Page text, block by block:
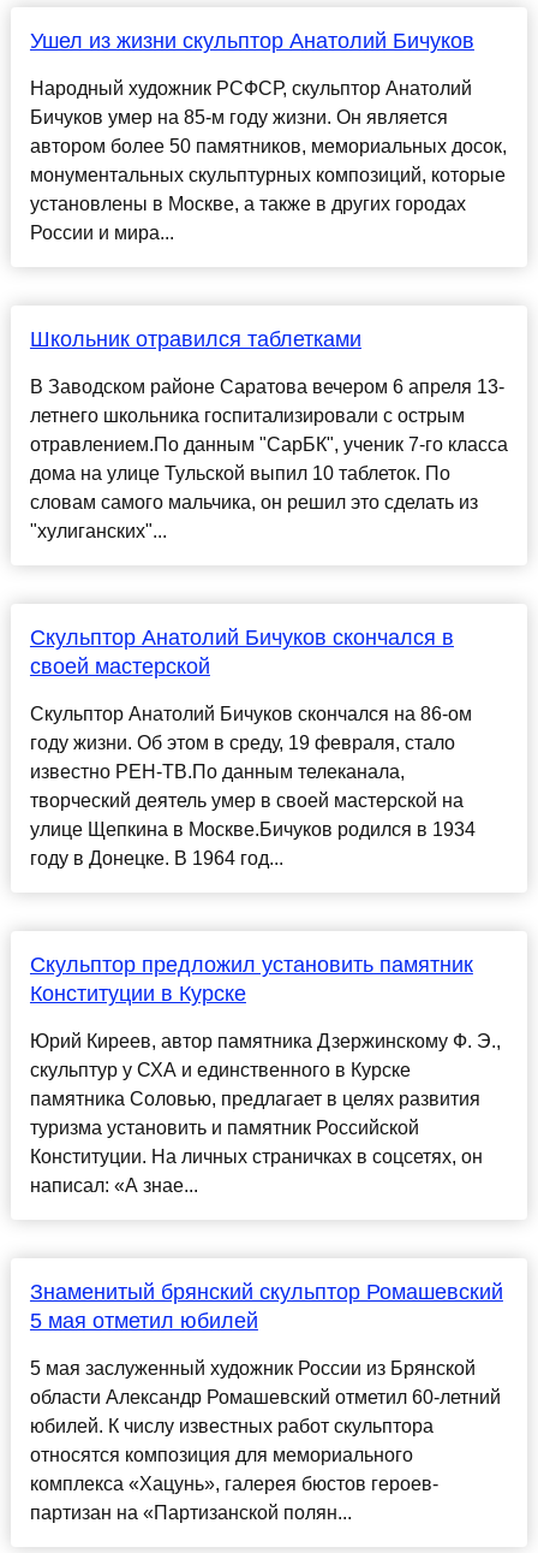
Ушел из жизни скульптор Анатолий Бичуков
Народный художник РСФСР, скульптор Анатолий
Бичуков умер на 85-м году жизни. Он является
автором более 50 памятников, мемориальных досок,
монументальных скульптурных композиций, которые
установлены в Москве, а также в других городах
России и мира...
Школьник отравился таблетками
В Заводском районе Саратова вечером 6 апреля 13-
летнего школьника госпитализировали с острым
отравлением.По данным "СарБК", ученик 7-го класса
дома на улице Тульской выпил 10 таблеток. По
словам самого мальчика, он решил это сделать из
"хулиганских"...
Скульптор Анатолий Бичуков скончался в
своей мастерской
Скульптор Анатолий Бичуков скончался на 86-ом
году жизни. Об этом в среду, 19 февраля, стало
известно РЕН-ТВ.По данным телеканала,
творческий деятель умер в своей мастерской на
улице Щепкина в Москве.Бичуков родился в 1934
году в Донецке. В 1964 год...
Скульптор предложил установить памятник
Конституции в Курске
Юрий Киреев, автор памятника Дзержинскому Ф. Э.,
скульптур у СХА и единственного в Курске
памятника Соловью, предлагает в целях развития
туризма установить и памятник Российской
Конституции. На личных страничках в соцсетях, он
написал: «А знае...
Знаменитый брянский скульптор Ромашевский
5 мая отметил юбилей
5 мая заслуженный художник России из Брянской
области Александр Ромашевский отметил 60-летний
юбилей. К числу известных работ скульптора
относятся композиция для мемориального
комплекса «Хацунь», галерея бюстов героев-
партизан на «Партизанской полян...